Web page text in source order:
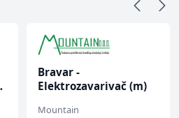
Bravar -
Elektrozavarivač (m)
Mountain